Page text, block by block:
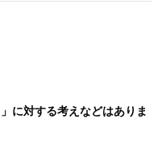
に対する考えなどはありま